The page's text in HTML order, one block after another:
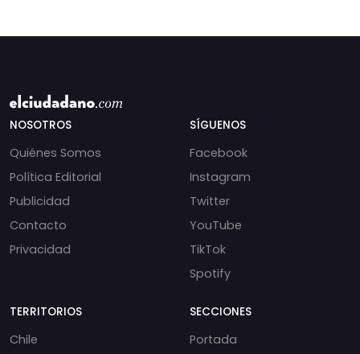
NOSOTROS
Quiénes Somos
Política Editorial
Publicidad
Contacto
Privacidad
SÍGUENOS
Facebook
Instagram
Twitter
YouTube
TikTok
Spotify
TERRITORIOS
Chile
SECCIONES
Portada